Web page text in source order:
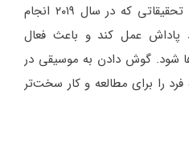
تا انتها انجام دهند. بر اساس تحقیقاتی که در سال ۲۰۱۹ انجام
پاداش عمل کند و باعث فعال
شود. گوش دادن به موسیقی در
را برای مطالعه و کار سخت‌تر